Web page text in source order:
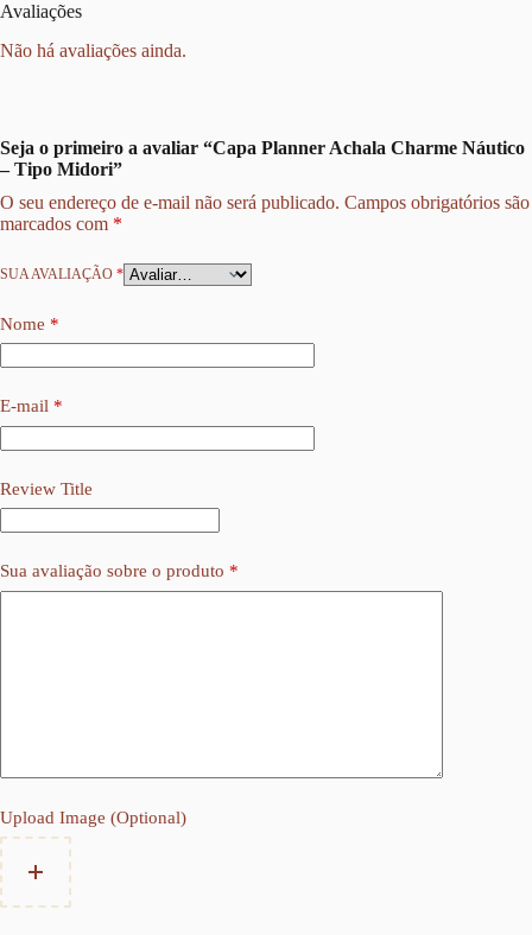
Avaliações
Não há avaliações ainda.
Seja o primeiro a avaliar “Capa Planner Achala Charme Náutico
– Tipo Midori”
O seu endereço de e-mail não será publicado. Campos obrigatórios são
marcados com *
SUA AVALIAÇÃO *
Nome *
E-mail *
Review Title
Sua avaliação sobre o produto *
Upload Image (Optional)